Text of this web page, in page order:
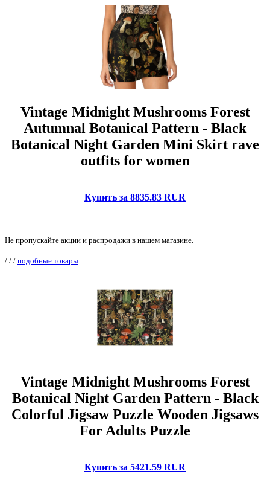
Vintage Midnight Mushrooms Forest
Autumnal Botanical Pattern - Black
Botanical Night Garden Mini Skirt rave
outfits for women
Купить за 8835.83 RUR
Не пропускайте акции и распродажи в нашем магазине.
/ / / подобные товары
Vintage Midnight Mushrooms Forest
Botanical Night Garden Pattern - Black
Colorful Jigsaw Puzzle Wooden Jigsaws
For Adults Puzzle
Купить за 5421.59 RUR